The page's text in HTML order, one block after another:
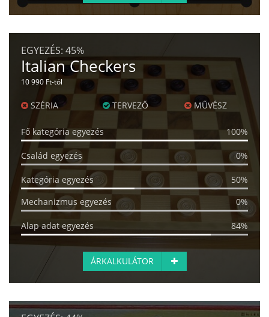
EGYEZÉS: 45%
Italian Checkers
10 990 Ft-tól
SZÉRIA TERVEZŐ MŰVÉSZ
Fő kategória egyezés 100%
Család egyezés 0%
Kategória egyezés
50%
Mechanizmus egyezés
0%
Alap adat egyezés 84%
ÁRKALKULÁTOR